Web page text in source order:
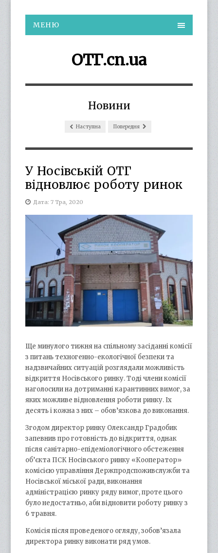
МЕНЮ
ОТГ.cn.ua
Новини
Наступна Попередня
У Носівській ОТГ
відновлює роботу ринок
Дата: 7 Тра, 2020
Ще минулого тижня на спільному засіданні комісії
з питань техногенно-екологічної безпеки та
надзвичайних ситуацій розглядали можливість
відкриття Носівського ринку. Тоді члени комісії
наголосили на дотриманні карантинних вимог, за
яких можливе відновлення роботи ринку. Іх
десять і кожна з них – обов’язкова до виконання.
Згодом директор ринку Олександр Градобик
запевнив про готовність до відкриття, однак
після санітарно-епідеміологічного обстеження
об’єкта ПСК Носівського ринку «Кооператор»
комісією управління Держпродспоживслужби та
Носівської міської ради, виконання
адміністрацією ринку ряду вимог, проте цього
було недостатньо, аби відновити роботу ринку з
6 травня.
Комісія після проведеного огляду, зобов’язала
директора ринку виконати ряд умов.